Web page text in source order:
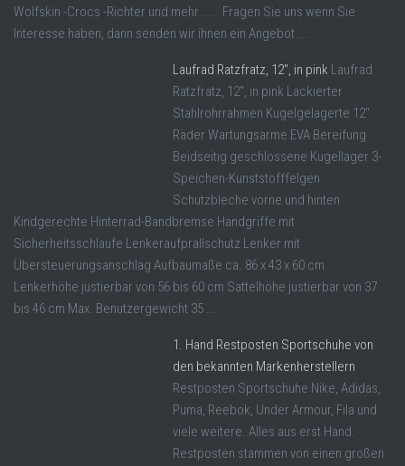
Wolfskin -Crocs -Richter und mehr ..... Fragen Sie uns wenn Sie
Interesse haben, dann senden wir ihnen ein Angebot ...
Laufrad Ratzfratz, 12″, in pink Laufrad
Ratzfratz, 12", in pink Lackierter
Stahlrohrrahmen Kugelgelagerte 12"
Räder Wartungsarme EVA Bereifung
Beidseitig geschlossene Kugellager 3-
Speichen-Kunststofffelgen
Schutzbleche vorne und hinten
Kindgerechte Hinterrad-Bandbremse Handgriffe mit
Sicherheitsschlaufe Lenkeraufprallschutz Lenker mit
Übersteuerungsanschlag Aufbaumaße ca. 86 x 43 x 60 cm
Lenkerhöhe justierbar von 56 bis 60 cm Sattelhöhe justierbar von 37
bis 46 cm Max. Benutzergewicht 35 ...
1. Hand Restposten Sportschuhe von
den bekannten Markenherstellern
Restposten Sportschuhe Nike, Adidas,
Puma, Reebok, Under Armour, Fila und
viele weitere. Alles aus erst Hand.
Restposten stammen von einen großen